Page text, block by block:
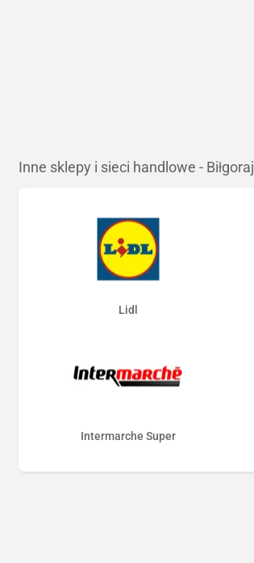
Inne sklepy i sieci handlowe - Biłgoraj
Lidl
Intermarche Super